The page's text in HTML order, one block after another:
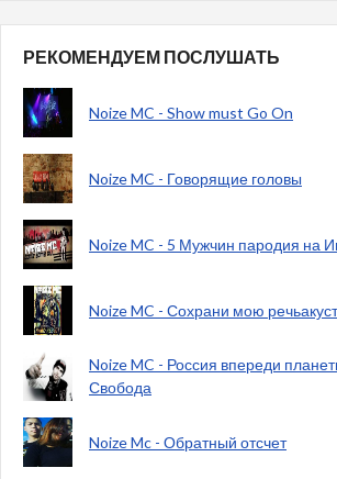
РЕКОМЕНДУЕМ ПОСЛУШАТЬ
Noize MC - Show must Go On
Noize MC - Говорящие головы
Noize MC - 5 Мужчин пародия на
Noize MC - Сохрани мою
Noize MC - Россия впереди
Свобода
Noize Mc - Обратный отсчет